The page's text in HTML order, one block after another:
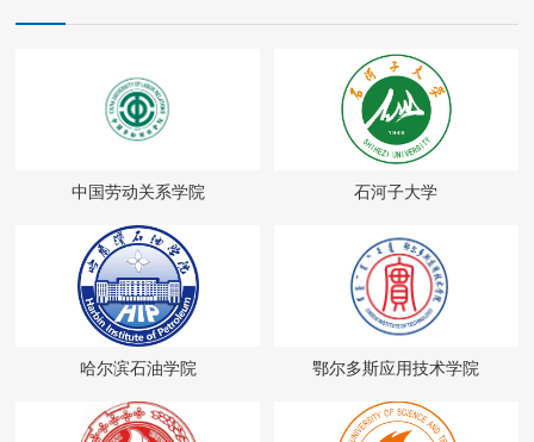
中国劳动关系学院 石河子大学
哈尔滨石油学院 鄂尔多斯应用技术学院